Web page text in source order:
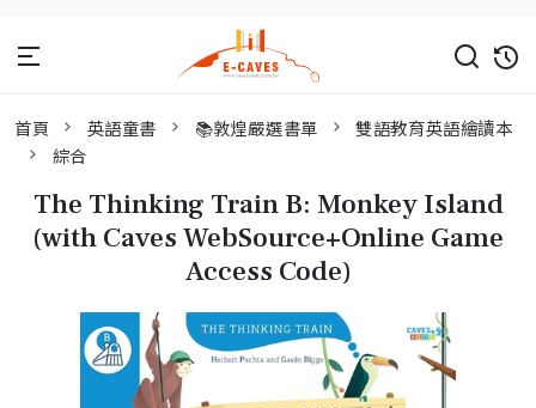
首頁 英語童書 📚敦煌嚴選書單
雙語教育英語繪讀本
綜合
The Thinking Train B: Monkey Island
(with Caves WebSource+Online Game
Access Code)